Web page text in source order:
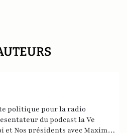
politique pour la radio
du podcast la Ve
et Nos présidents avec Maxime